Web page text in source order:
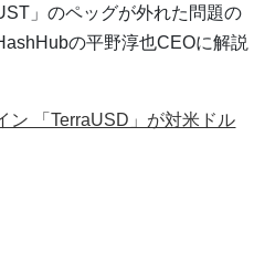
」のペッグが外れた問題の
の平野淳也CEOに解説
ン 「TerraUSD」が対米ドル